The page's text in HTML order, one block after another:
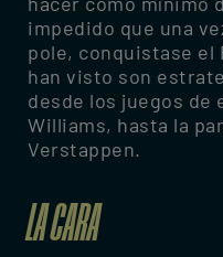
impedido que una
pole, conquistase el
han visto son
desde los juegos de
Williams, hasta la
Verstappen.
LA CARA